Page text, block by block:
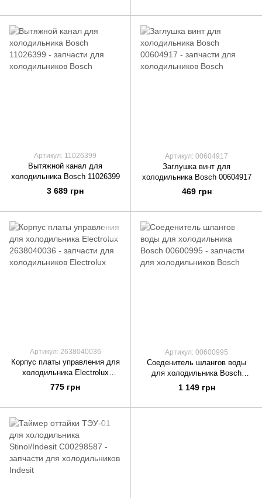
Артикул: 11026399
Вытяжной канал для
холодильника Bosch 11026399
3 689 грн
Артикул: 00604917
Заглушка винт для
холодильника Bosch 00604917
469 грн
Артикул: 2638040036
Корпус платы управления для
холодильника Electrolux
2638040036
775 грн
Артикул: 00600995
Соеденитель шлангов воды
для холодильника Bosch
00600995
1 149 грн